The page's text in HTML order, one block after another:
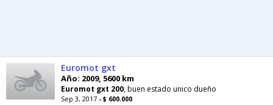
Euromot gxt
Año: 2009, 5600 km
Euromot gxt 200, buen estado unico dueño
Sep 3, 2017 - $ 600.000